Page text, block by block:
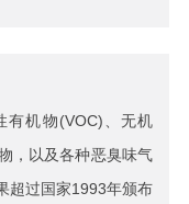
有机物(VOC)、无机
，以及各种恶臭味气
超过国家1993年颁布